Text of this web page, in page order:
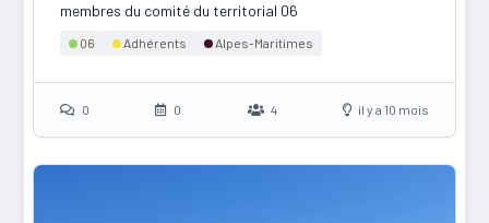
membres du comité du territorial 06
06 Adhérents Alpes-Maritimes
0 0 4 il y a 10 mois